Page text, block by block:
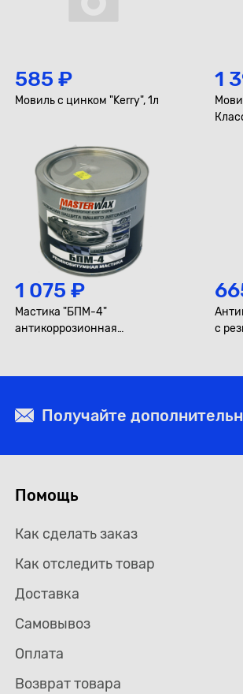
585 ₽
Мовиль с цинком "Kerry", 1л
1
1 075 ₽
Мастика "БПМ-4"
антикоррозионная
с
Получайте
Помощь
Как сделать заказ
Как отследить товар
Доставка
Самовывоз
Оплата
Возврат товара